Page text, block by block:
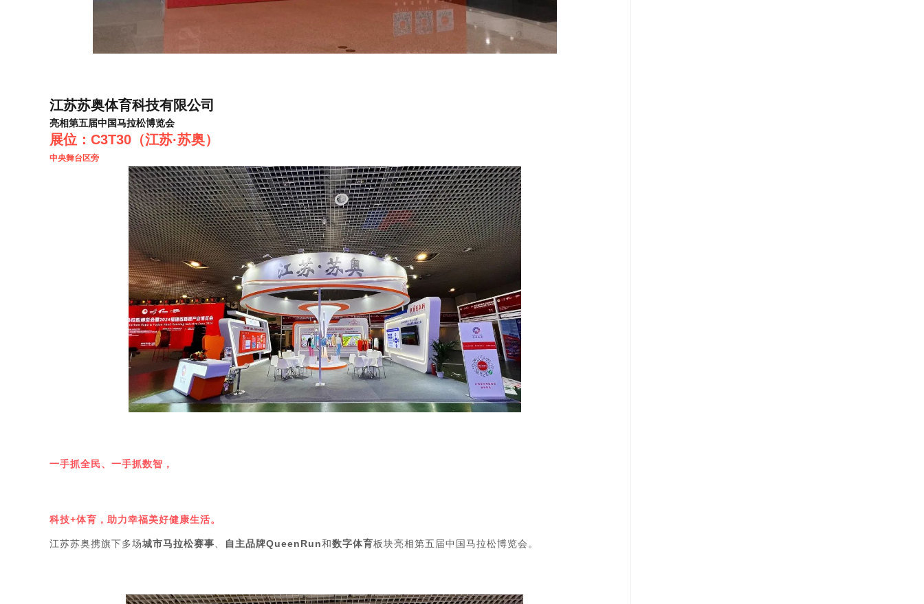
江苏苏奥体育科技有限公司
亮相第五届中国马拉松博览会
展位：C3T30（江苏·苏奥）
中央舞台区旁
一手抓全民、一手抓数智，
科技+体育，助力幸福美好健康生活。
江苏苏奥携旗下多场城市马拉松赛事 自主品牌QueenRun和数字体育板块亮相第五届中国马拉松博览会。